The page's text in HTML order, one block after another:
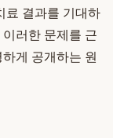
료 결과를 기대하
이러한 문제를 근
게 공개하는 원